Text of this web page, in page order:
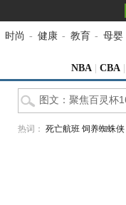
时尚 - 健康 - 教育 - 母婴
NBA CBA
热词： 死亡航班 饲养蜘蛛侠